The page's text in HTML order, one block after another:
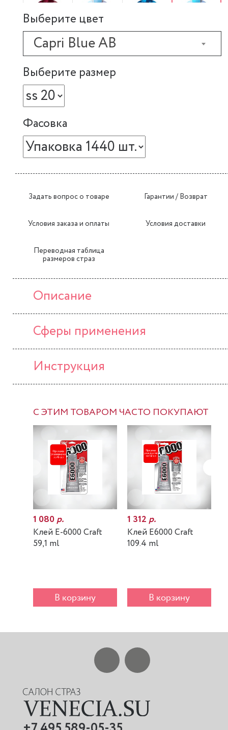
Выберите цвет
Capri Blue AB
Выберите размер
Фасовка
Задать вопрос о товаре Гарантии / Возврат
Условия заказа и оплаты Условия доставки
Переводная таблица
размеров страз
Описание
Сферы применения
Инструкция
С ЭТИМ ТОВАРОМ ЧАСТО ПОКУПАЮТ
1 080р.
Клей E-6000 Craft
59,1 ml
В корзину
1 312р.
Клей E6000 Craft
109.4 ml
В корзину